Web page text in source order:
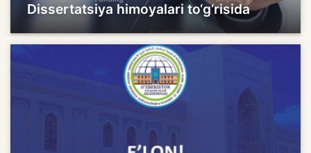
Dissertatsiya himoyalari to‘g‘risida